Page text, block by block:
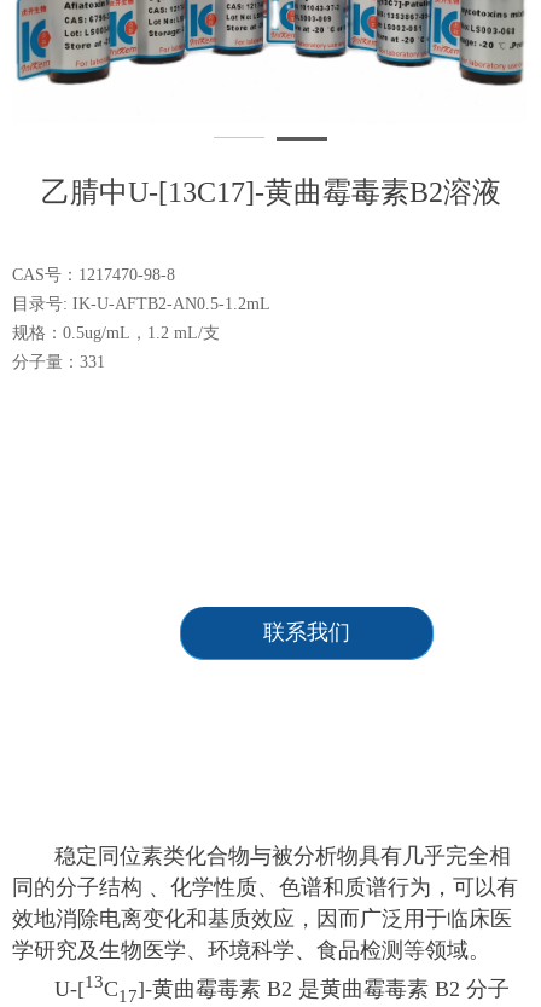
乙腈中U-[13C17]-黄曲霉毒素B2溶液
CAS号：1217470-98-8
目录号: IK-U-AFTB2-AN0.5-1.2mL
规格：0.5ug/mL，1.2 mL/支
分子量：331
稳定同位素类化合物与被分析物具有几乎完全相
同的分子结构 、化学性质、色谱和质谱行为，可以有
效地消除电离变化和基质效应，因而广泛用于临床医
学研究及生物医学、环境科学、食品检测等领域。
U-[13C17]-黄曲霉毒素 B2 是黄曲霉毒素 B2 分子
联系我们